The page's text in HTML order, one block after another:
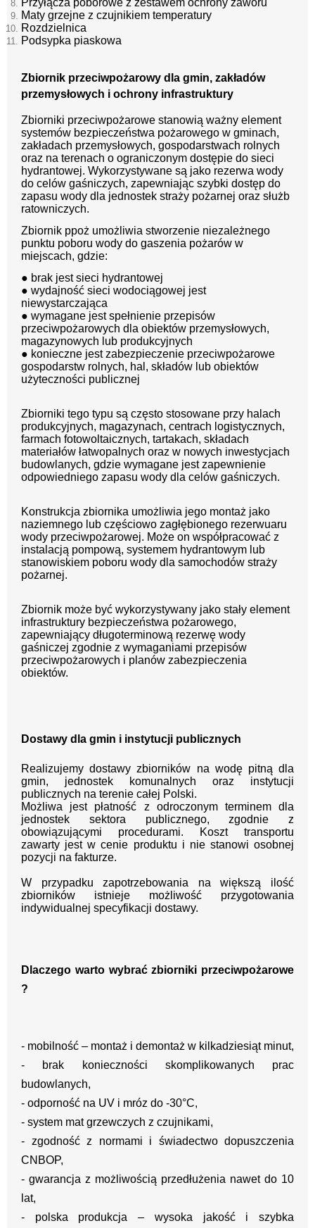
Przyłącza poborowe z zestawem ochrony zaworu
Maty grzejne z czujnikiem temperatury
Rozdzielnica
Podsypka piaskowa
Zbiornik przeciwpożarowy dla gmin, zakładów
przemysłowych i ochrony infrastruktury
Zbiorniki przeciwpożarowe stanowią ważny element
systemów bezpieczeństwa pożarowego w gminach,
zakładach przemysłowych, gospodarstwach rolnych
oraz na terenach o ograniczonym dostępie do sieci
hydrantowej. Wykorzystywane są jako rezerwa wody
do celów gaśniczych, zapewniając szybki dostęp do
zapasu wody dla jednostek straży pożarnej oraz służb
ratowniczych.
Zbiornik ppoż umożliwia stworzenie niezależnego
punktu poboru wody do gaszenia pożarów w
miejscach, gdzie:
● brak jest sieci hydrantowej
● wydajność sieci wodociągowej jest
niewystarczająca
● wymagane jest spełnienie przepisów
przeciwpożarowych dla obiektów przemysłowych,
magazynowych lub produkcyjnych
● konieczne jest zabezpieczenie przeciwpożarowe
gospodarstw rolnych, hal, składów lub obiektów
użyteczności publicznej
Zbiorniki tego typu są często stosowane przy halach
produkcyjnych, magazynach, centrach logistycznych,
farmach fotowoltaicznych, tartakach, składach
materiałów łatwopalnych oraz w nowych inwestycjach
budowlanych, gdzie wymagane jest zapewnienie
odpowiedniego zapasu wody dla celów gaśniczych.
Konstrukcja zbiornika umożliwia jego montaż jako
naziemnego lub częściowo zagłębionego rezerwuaru
wody przeciwpożarowej. Może on współpracować z
instalacją pompową, systemem hydrantowym lub
stanowiskiem poboru wody dla samochodów straży
pożarnej.
Zbiornik może być wykorzystywany jako stały element
infrastruktury bezpieczeństwa pożarowego,
zapewniający długoterminową rezerwę wody
gaśniczej zgodnie z wymaganiami przepisów
przeciwpożarowych i planów zabezpieczenia
obiektów.
Dostawy dla gmin i instytucji publicznych
Realizujemy dostawy zbiorników na wodę pitną dla
gmin, jednostek komunalnych oraz instytucji
publicznych na terenie całej Polski.
Możliwa jest płatność z odroczonym terminem dla
jednostek sektora publicznego, zgodnie z
obowiązującymi procedurami. Koszt transportu
zawarty jest w cenie produktu i nie stanowi osobnej
pozycji na fakturze.
W przypadku zapotrzebowania na większą ilość
zbiorników istnieje możliwość przygotowania
indywidualnej specyfikacji dostawy.
Dlaczego warto wybrać zbiorniki przeciwpożarowe
?
- mobilność – montaż i demontaż w kilkadziesiąt minut,
- brak konieczności skomplikowanych prac
budowlanych,
- odporność na UV i mróz do -30°C,
- system mat grzewczych z czujnikami,
- zgodność z normami i świadectwo dopuszczenia
CNBOP,
- gwarancja z możliwością przedłużenia nawet do 10
lat,
- polska produkcja – wysoka jakość i szybka